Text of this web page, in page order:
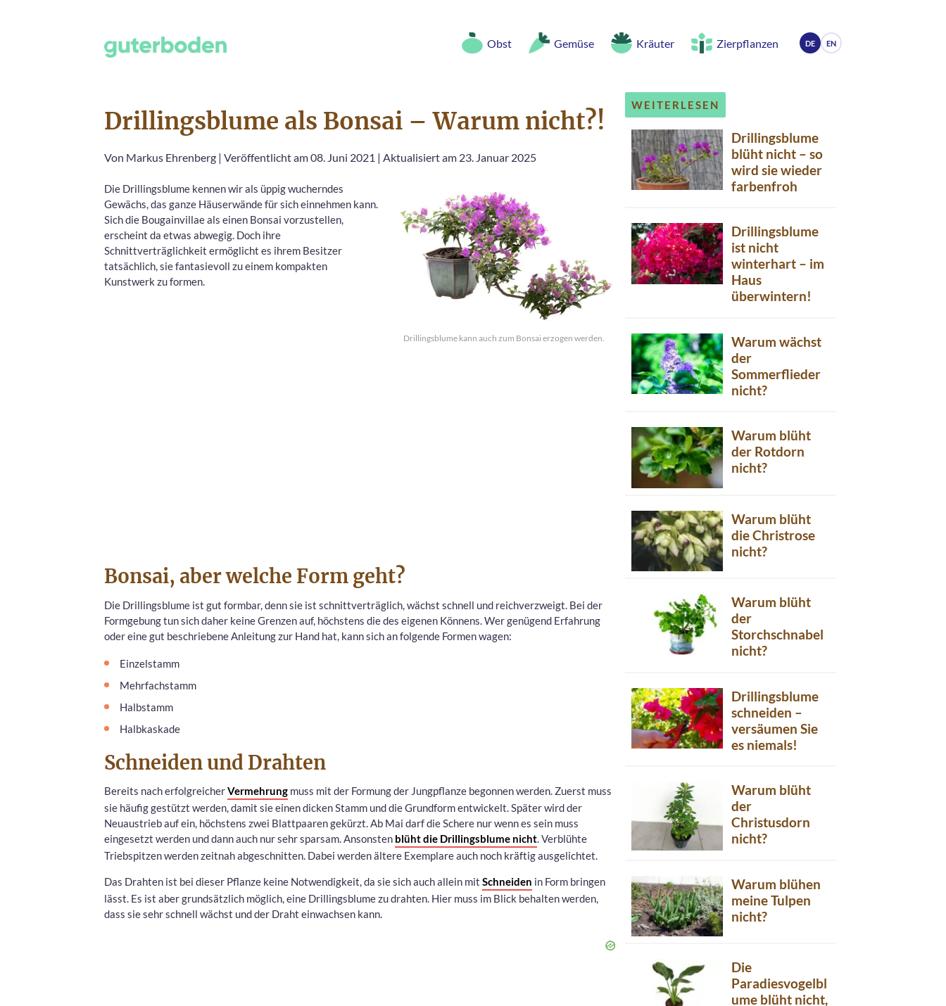
Obst Gemüse Kräuter Zierpflanzen DE EN
Drillingsblume als Bonsai – Warum nicht?!
Von Markus Ehrenberg | Veröffentlicht am 08. Juni 2021 | Aktualisiert am 23. Januar 2025
Drillingsblume kann auch zum Bonsai erzogen werden.
Die Drillingsblume kennen wir als üppig wucherndes
Gewächs, das ganze Häuserwände für sich einnehmen kann.
Sich die Bougainvillae als einen Bonsai vorzustellen,
erscheint da etwas abwegig. Doch ihre
Schnittverträglichkeit ermöglicht es ihrem Besitzer
tatsächlich, sie fantasievoll zu einem kompakten
Kunstwerk zu formen.
Bonsai, aber welche Form geht?
Die Drillingsblume ist gut formbar, denn sie ist schnittverträglich, wächst schnell und reichverzweigt. Bei der
Formgebung tun sich daher keine Grenzen auf, höchstens die des eigenen Könnens. Wer genügend Erfahrung
oder eine gut beschriebene Anleitung zur Hand hat, kann sich an folgende Formen wagen:
Einzelstamm
Mehrfachstamm
Halbstamm
Halbkaskade
Schneiden und Drahten
Bereits nach erfolgreicherVermehrung muss mit der Formung der Jungpflanze begonnen werden. Zuerst muss
sie häufig gestützt werden, damit sie einen dicken Stamm und die Grundform entwickelt. Später wird der
Neuaustrieb auf ein, höchstens zwei Blattpaaren gekürzt. Ab Mai darf die Schere nur wenn es sein muss
eingesetzt werden und dann auch nur sehr sparsam. Ansonsten blüht die Drillingsblume nicht. Verblühte
Triebspitzen werden zeitnah abgeschnitten. Dabei werden ältere Exemplare auch noch kräftig ausgelichtet.
Das Drahten ist bei dieser Pflanze keine Notwendigkeit, da sie sich auch allein mit Schneiden in Form bringen
lässt. Es ist aber grundsätzlich möglich, eine Drillingsblume zu drahten. Hier muss im Blick behalten werden,
dass sie sehr schnell wächst und der Draht einwachsen kann.
WEITERLESEN
Drillingsblume
blüht nicht – so
wird sie wieder
farbenfroh
Drillingsblume
ist nicht
winterhart – im
Haus
überwintern!
Warum wächst
der
Sommerflieder
nicht?
Warum blüht
der Rotdorn
nicht?
Warum blüht
die Christrose
nicht?
Warum blüht
der
Storchschnabel
nicht?
Drillingsblume
schneiden –
versäumen Sie
es niemals!
Warum blüht
der
Christusdorn
nicht?
Warum blühen
meine Tulpen
nicht?
Die
Paradiesvogelbl
ume blüht nicht,